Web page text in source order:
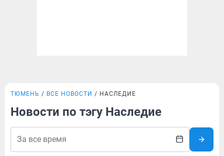
ТЮМЕНЬ ВСЕ НОВОСТИ НАСЛЕДИЕ
Новости по тэгу Наследие